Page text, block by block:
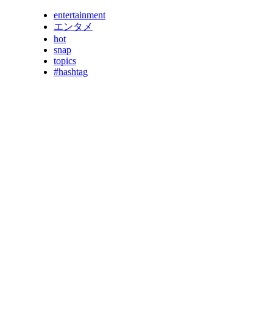
entertainment
エンタメ
hot
snap
topics
#hashtag